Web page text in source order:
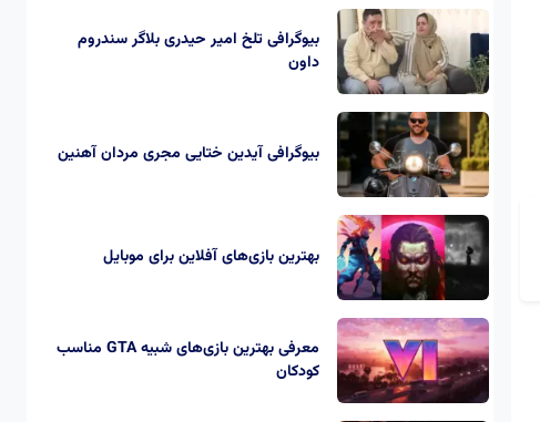
بیوگرافی تلخ امیر حیدری بلاگر سندروم
داون
بیوگرافی آیدین ختایی مجری مردان آهنین
بهترین بازی‌های آفلاین برای موبایل
معرفی بهترین بازی‌های شبیه GTA مناسب
کودکان